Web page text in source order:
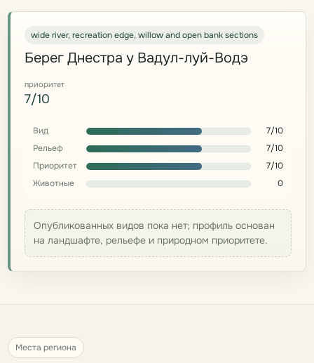
wide river, recreation edge, willow and open bank sections
Берег Днестра у Вадул-луй-Водэ
приоритет
7/10
Вид
7/10
Рельеф
7/10
Приоритет
7/10
Животные
0
Опубликованных видов пока нет; профиль основан
на ландшафте, рельефе и природном приоритете.
Места региона